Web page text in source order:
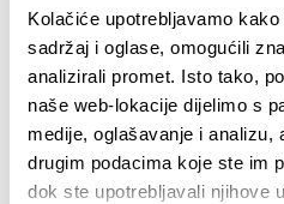
Kolačiće upotrebljavamo
sadržaj i oglase, omogućili
analizirali promet. Isto tako,
naše web-lokacije dijelimo s
medije, oglašavanje i analizu,
drugim podacima koje ste im
dok ste upotrebljavali njihove